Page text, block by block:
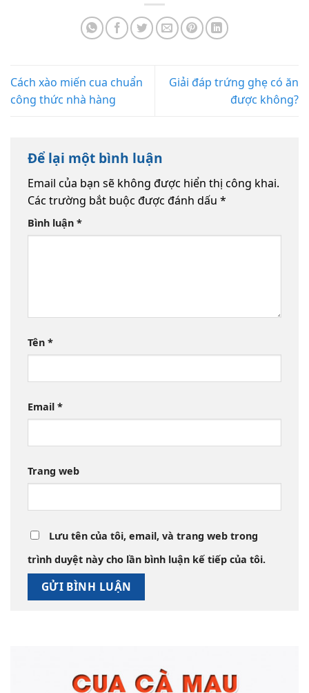
Cách xào miến cua chuẩn
công thức nhà hàng
Giải đáp trứng ghẹ có ăn
được không?
Để lại một bình luận
Email của bạn sẽ không được hiển thị công khai.
Các trường bắt buộc được đánh dấu *
Bình luận *
Tên *
Email *
Trang web
Lưu tên của tôi, email, và trang web trong
trình duyệt này cho lần bình luận kế tiếp của tôi.